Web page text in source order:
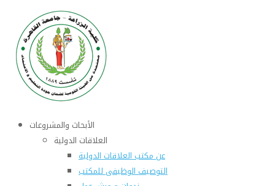
الأبحاث والمشروعات
العلاقات الدولية
عن مكتب العلاقات الدولية
التوصيف الوظيفى للمكتب